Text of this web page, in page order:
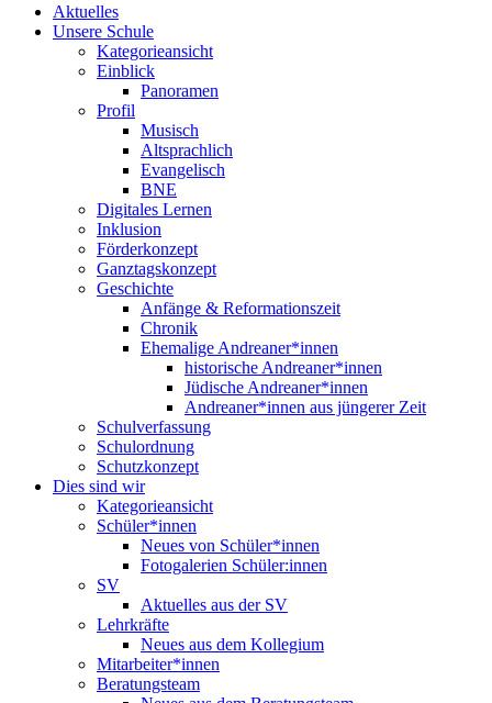
Aktuelles
Unsere Schule
Kategorieansicht
Einblick
Panoramen
Profil
Musisch
Altsprachlich
Evangelisch
BNE
Digitales Lernen
Inklusion
Förderkonzept
Ganztagskonzept
Geschichte
Anfänge & Reformationszeit
Chronik
Ehemalige Andreaner*innen
historische Andreaner*innen
Jüdische Andreaner*innen
Andreaner*innen aus jüngerer Zeit
Schulverfassung
Schulordnung
Schutzkonzept
Dies sind wir
Kategorieansicht
Schüler*innen
Neues von Schüler*innen
Fotogalerien Schüler:innen
SV
Aktuelles aus der SV
Lehrkräfte
Neues aus dem Kollegium
Mitarbeiter*innen
Beratungsteam